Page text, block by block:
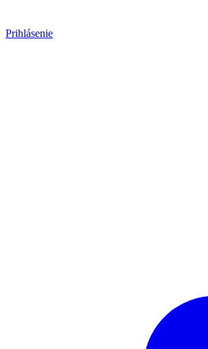
Prihlásenie